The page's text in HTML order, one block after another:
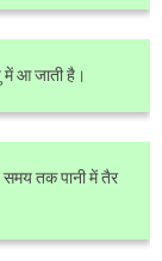
में आ जाती है।
समय तक पानी में तैर